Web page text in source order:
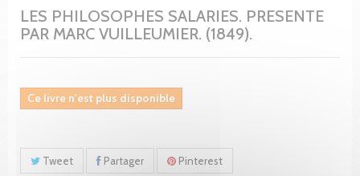
LES PHILOSOPHES SALARIES. PRESENTE
PAR MARC VUILLEUMIER. (1849).
Ce livre n'est plus disponible
Tweet Partager Pinterest